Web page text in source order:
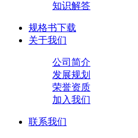
知识解答
规格书下载
关于我们
公司简介
发展规划
荣誉资质
加入我们
联系我们